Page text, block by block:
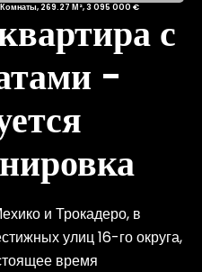
269.27 М², 3 095 000 €
с
-
и Трокадеро, в
улиц 16-го округа,
время